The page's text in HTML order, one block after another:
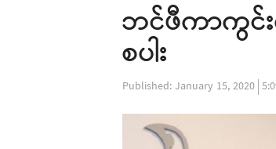
ဘင်ဖီကာကွ
စပါး
Published:January 15, 2020